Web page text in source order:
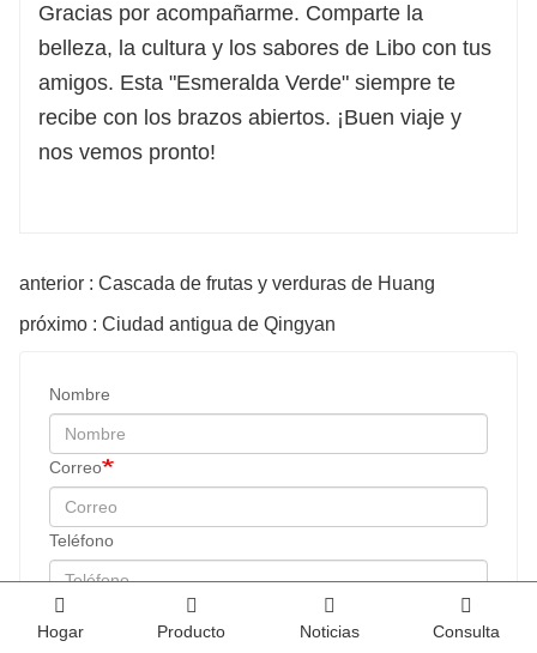
Gracias por acompañarme. Comparte la
belleza, la cultura y los sabores de Libo con tus
amigos. Esta "Esmeralda Verde" siempre te
recibe con los brazos abiertos. ¡Buen viaje y
nos vemos pronto!
anterior : Cascada de frutas y verduras de Huang
próximo : Ciudad antigua de Qingyan
Nombre
Correo
Teléfono
Contenido de la consulta
Hogar
Producto Noticias Consulta